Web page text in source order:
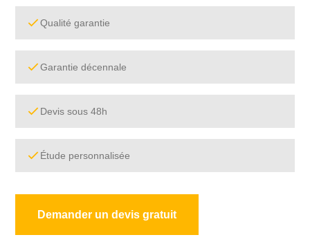
Qualité garantie
Garantie décennale
Devis sous 48h
Étude personnalisée
Demander un devis gratuit